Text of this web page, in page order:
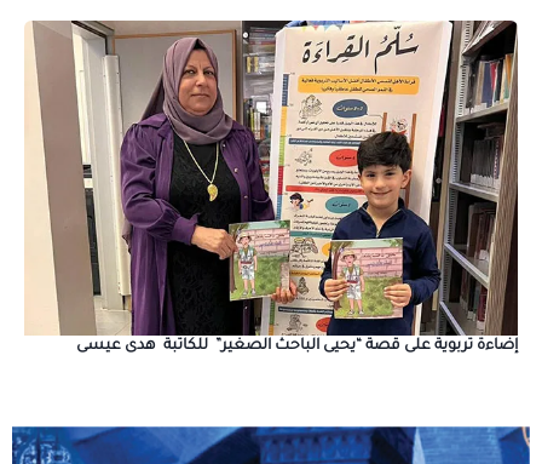
إضاءة تربوية على قصة “يحيى الباحث الصغير” للكاتبة هدى عيسى